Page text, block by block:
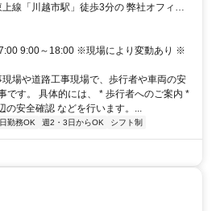
活躍中。先輩たちも最初は未経験だった
をよく理解しています。まずは研修から
や経験は一切必要ありません！
連絡ください。
9:00～18:00 ※現場により変動あり ※
場や道路工事現場で、歩行者や車両の安
です。 具体的には、 * 歩行者へのご案内 *
の安全確認 などを行います。...
勤務OK 週2・3日からOK シフト制